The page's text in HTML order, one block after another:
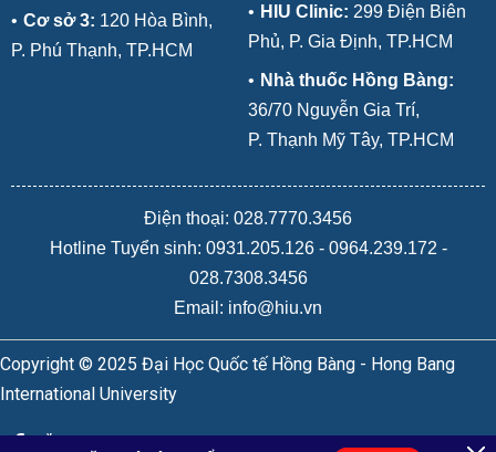
• Cơ sở 3: 120 Hòa Bình,
P. Phú Thạnh, TP.HCM
• HIU Clinic: 299 Điện Biên
Phủ, P. Gia Định, TP.HCM
• Nhà thuốc Hồng Bàng:
36/70 Nguyễn Gia Trí,
P. Thạnh Mỹ Tây, TP.HCM
Điện thoại: 028.7770.3456
Hotline Tuyển sinh: 0931.205.126- 0964.239.172 -
028.7308.3456
Email: info@hiu.vn
Copyright © 2025 Đại Học Quốc tế Hồng Bàng - Hong Bang
International University